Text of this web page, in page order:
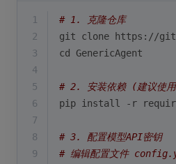
1
# 1. 克隆仓库
2
git clone https://
3
cd
GenericAgent
4
5
# 2. 安装依赖 (建议使
6
pip install -r
7
8
# 3. 配置模型API密钥
9
# 编辑配置文件